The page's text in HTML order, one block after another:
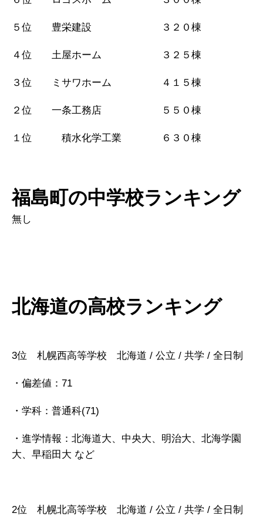
５位 豊栄建設 ３２０棟
４位 土屋ホーム ３２５棟
３位 ミサワホーム ４１５棟
２位 一条工務店 ５５０棟
１位 積水化学工業 ６３０棟
福島町の中学校ランキング
無し
北海道の高校ランキング
3位 札幌西高等学校 北海道 / 公立 / 共学 / 全日制
・偏差値：71
・学科：普通科(71)
・進学情報：北海道大、中央大、明治大、北海学園
大、早稲田大 など
2位 札幌北高等学校 北海道 / 公立 / 共学 / 全日制